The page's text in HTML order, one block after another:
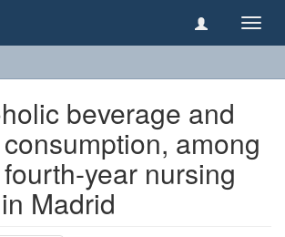
beverage and
among
year nursing
Madrid